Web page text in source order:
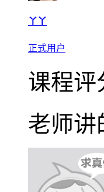
丫丫
正式用户
课程评
老师讲